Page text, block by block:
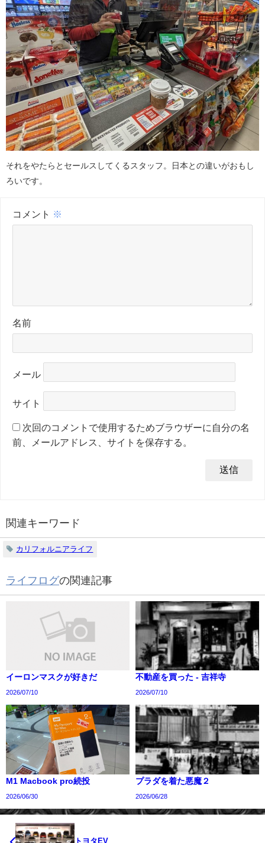
それをやたらとセールスしてくるスタッフ。日本との違いがおもし
ろいです。
コメント ※
名前
メール
サイト
次回のコメントで使用するためブラウザーに自分の名
前、メールアドレス、サイトを保存する。
関連キーワード
カリフォルニアライフ
ライフログの関連記事
イーロンマスクが好きだ
2026/07/10
不動産を買った - 吉祥寺
2026/07/10
M1 Macbook pro続投
2026/06/30
プラダを着た悪魔２
2026/06/28
トヨタEV